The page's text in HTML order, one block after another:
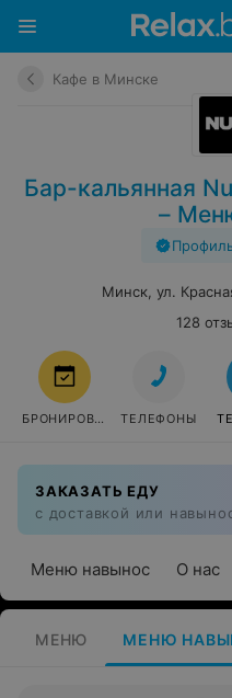
Кафе в Минске
Бар-кальянная
–
Меню навынос О нас
Минск, ул.
128
БРОНИРОВАТЬ ТЕЛЕФОНЫ
ЗАКАЗАТЬ ЕДУ
с доставкой или
МЕНЮ МЕНЮ